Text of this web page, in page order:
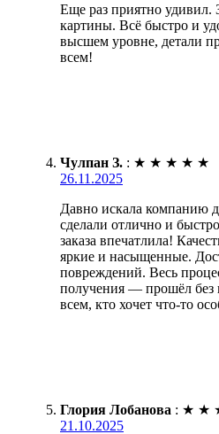
Еще раз приятно удивил.
картины. Всё быстро и
высшем уровне, детали
всем!
Чулпан З. : ★ ★ ★ ★ ★
26.11.2025
Давно искала компанию
сделали отлично и
заказа впечатлила!
яркие и насыщенные.
повреждений. Весь
получения — прошёл без
всем, кто хочет что-то
Глория Лобанова : ★ ★
21.10.2025